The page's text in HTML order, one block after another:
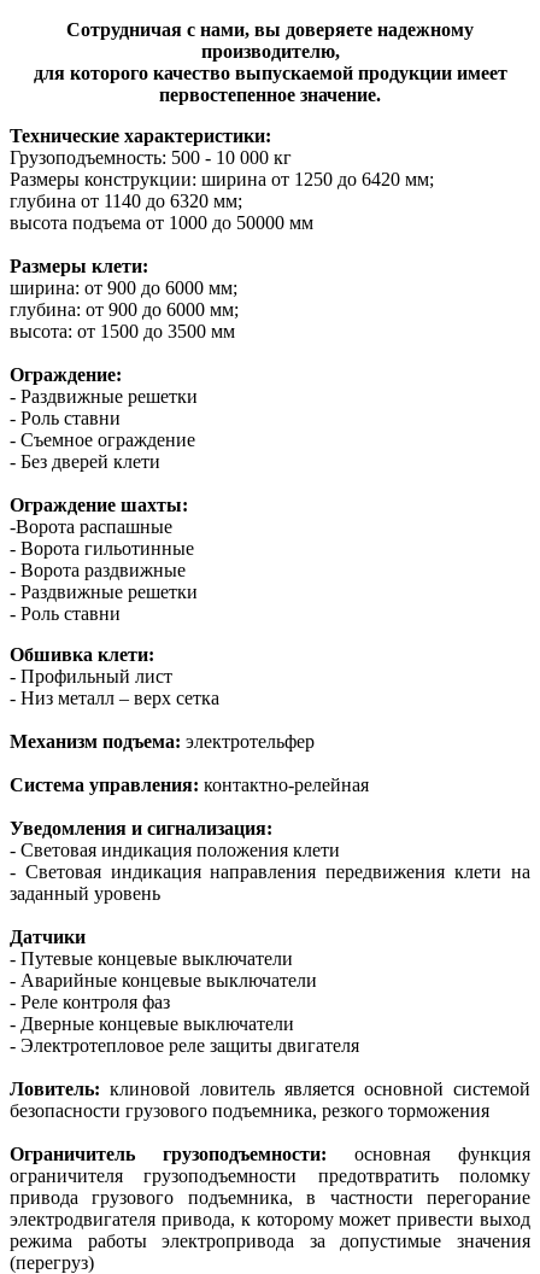
Сотрудничая с нами, вы доверяете надежному
производителю,
для которого качество выпускаемой продукции имеет
первостепенное значение.
Технические характеристики:
Грузоподъемность: 500 - 10 000 кг
Размеры конструкции: ширина от 1250 до 6420 мм;
глубина от 1140 до 6320 мм;
высота подъема от 1000 до 50000 мм
Размеры клети:
ширина: от 900 до 6000 мм;
глубина: от 900 до 6000 мм;
высота: от 1500 до 3500 мм
Ограждение:
- Раздвижные решетки
- Роль ставни
- Съемное ограждение
- Без дверей клети
Ограждение шахты:
-Ворота распашные
- Ворота гильотинные
- Ворота раздвижные
- Раздвижные решетки
- Роль ставни
Обшивка клети:
- Профильный лист
- Низ металл – верх сетка
Механизм подъема: электротельфер
Система управления: контактно-релейная
Уведомления и сигнализация:
- Световая индикация положения клети
- Световая индикация направления передвижения клети на
заданный уровень
Датчики
- Путевые концевые выключатели
- Аварийные концевые выключатели
- Реле контроля фаз
- Дверные концевые выключатели
- Электротепловое реле защиты двигателя
Ловитель: клиновой ловитель является основной системой
безопасности грузового подъемника, резкого торможения
Ограничитель грузоподъемности: основная функция
ограничителя грузоподъемности предотвратить поломку
привода грузового подъемника, в частности перегорание
электродвигателя привода, к которому может привести выход
режима работы электропривода за допустимые значения
(перегруз)